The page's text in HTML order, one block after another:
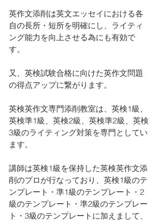
英作文添削は英文エッセイにおける各
自の長所・短所を明確にし、ライティ
ング能力を向上させる為にも有効で
す。
又、英検試験合格に向けた英作文問題
の得点アップに繋がります。
英検英作文専門添削教室は、英検1級、
英検準1級、英検2級、英検準2級、英検
3級のライティング対策を専門としてい
ます。
講師は英検1級を保持した英検英作文添
削のプロが行なっており、英検1級のテ
ンプレート・準1級のテンプレート・2
級のテンプレート・準2級のテンプレー
ト・3級のテンプレートに加えまして、